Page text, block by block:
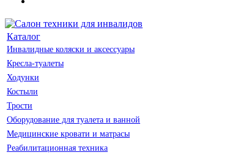
Каталог
Инвалидные коляски и аксессуары
Кресла-туалеты
Ходунки
Костыли
Трости
Оборудование для туалета и ванной
Медицинские кровати и матрасы
Реабилитационная техника